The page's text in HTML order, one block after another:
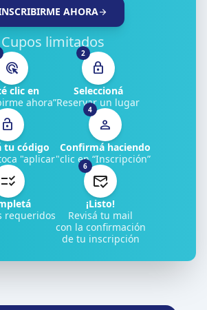
AHORAarrow_forward
Cupos limitados
ads_click
clic en
ahora”
2
lock
Seleccioná
Reservar un lugar
lock_open
tu código
"aplicar"
4
person
Confirmá haciendo
clic en “Inscripción”
requeridos
6
¡Listo!
Revisá tu mail
con la confirmación
de tu inscripción